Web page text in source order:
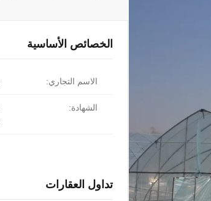
الخصائص الأساسية
الاسم التجاري:
الشهادة:
تداول العقارات